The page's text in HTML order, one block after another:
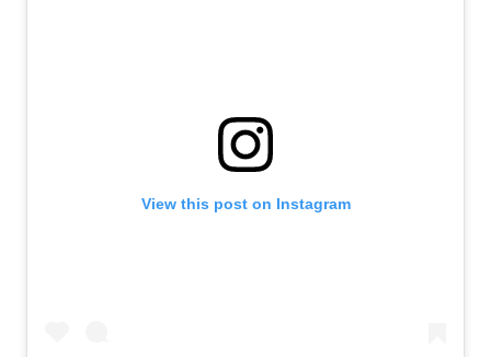
View this post on Instagram